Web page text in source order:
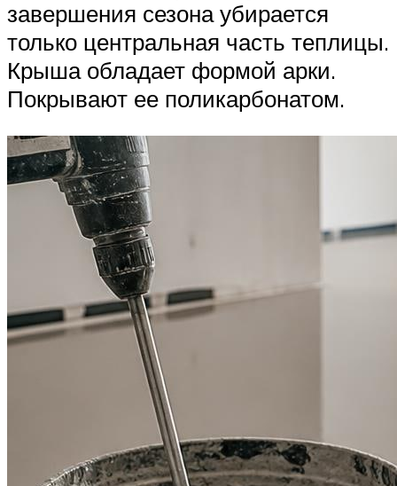
завершения сезона убирается
только центральная часть теплицы.
Крыша обладает формой арки.
Покрывают ее поликарбонатом.